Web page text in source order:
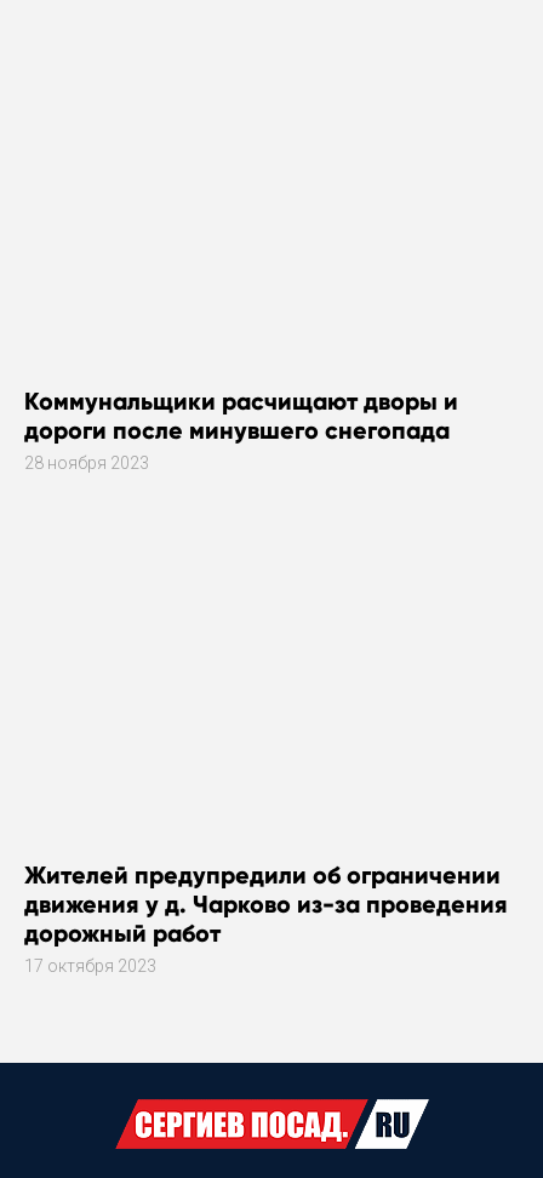
Коммунальщики расчищают дворы и
дороги после минувшего снегопада
28 ноября 2023
Жителей предупредили об ограничении
движения у д. Чарково из-за проведения
дорожный работ
17 октября 2023